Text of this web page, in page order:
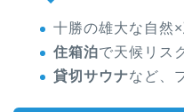
十勝の雄大な自然×
住箱泊で天候リス
貸切サウナなど、